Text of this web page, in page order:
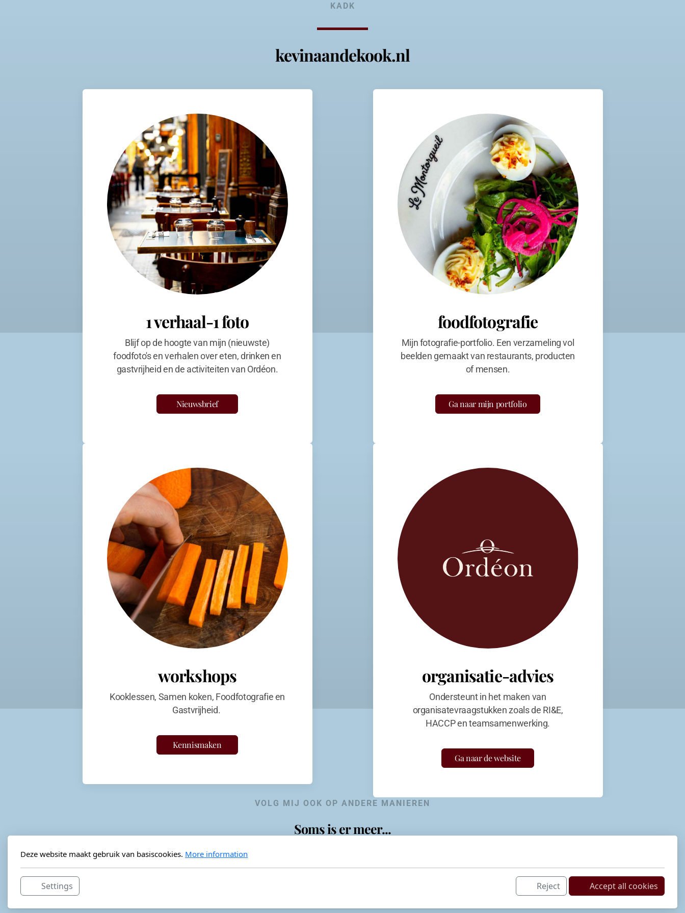
KADK
kevinaandekook.nl
1 verhaal-1 foto
Blijf op de hoogte van mijn (nieuwste)
foodfoto's en verhalen over eten, drinken en
gastvrijheid en de activiteiten van Ordéon.
Nieuwsbrief
foodfotografie
Mijn fotografie-portfolio. Een verzameling vol
beelden gemaakt van restaurants, producten
of mensen.
Ga naar mijn portfolio
workshops
Kooklessen, Samen koken, Foodfotografie en
Gastvrijheid.
Kennismaken
organisatie-advies
Ondersteunt in het maken van
organisatevraagstukken zoals de RI&E,
HACCP en teamsamenwerking.
Ga naar de website
VOLG MIJ OOK OP ANDERE MANIEREN
Soms is er meer...
Deze website maakt gebruik van basiscookies. More information
Settings Reject Accept all cookies